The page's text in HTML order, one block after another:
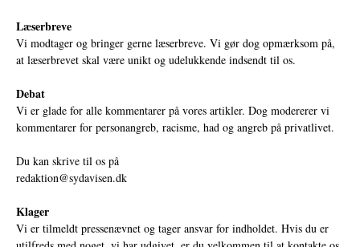
Læserbreve
Vi modtager og bringer gerne læserbreve. Vi gør dog opmærksom på,
at læserbrevet skal være unikt og udelukkende indsendt til os.
Debat
Vi er glade for alle kommentarer på vores artikler. Dog modererer vi
kommentarer for personangreb, racisme, had og angreb på privatlivet.
Du kan skrive til os på
redaktion@sydavisen.dk
Klager
Vi er tilmeldt pressenævnet og tager ansvar for indholdet. Hvis du er